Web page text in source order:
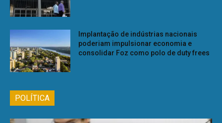
Implantação de indústrias nacionais
poderiam impulsionar economia e
consolidar Foz como polo de duty frees
POLÍTICA